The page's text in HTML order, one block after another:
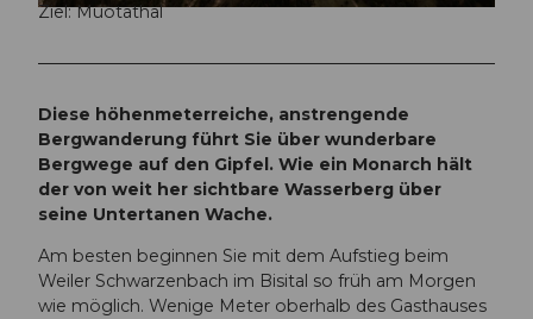
© Stoos-Muotatal Tourismus, Schwyz Tourismus | Stoos-Muotatal Tourismus |
Ziel: Muotathal
Diese höhenmeterreiche, anstrengende
Bergwanderung führt Sie über wunderbare
Bergwege auf den Gipfel. Wie ein Monarch hält
der von weit her sichtbare Wasserberg über
seine Untertanen Wache.
Am besten beginnen Sie mit dem Aufstieg beim
Weiler Schwarzenbach im Bisital so früh am Morgen
wie möglich. Wenige Meter oberhalb des Gasthauses